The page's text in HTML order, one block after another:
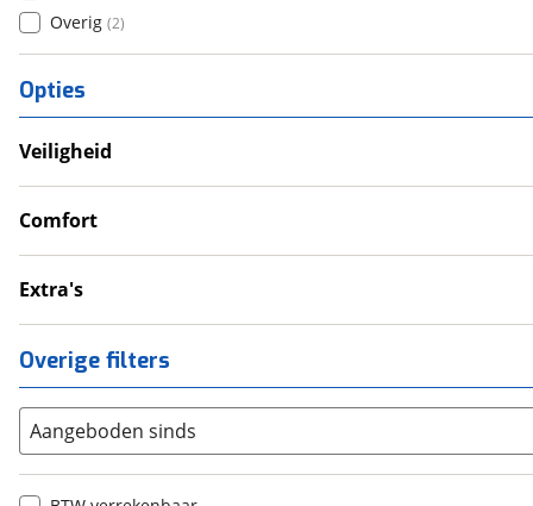
Overig (2)
Opties
Veiligheid
Valbeugel
Comfort
Handkappen
Extra's
Overige filters
Aangeboden sinds